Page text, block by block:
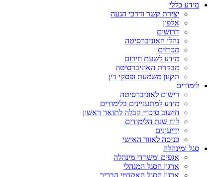
מידע כללי
יצירת קשר ודרכי הגעה
אלפון
דרושים
נהלי האוניברסיטה
מכרזים
מידע לשעת חירום
מבקרת האוניברסיטה
תקנון משמעת ופסקי דין
לימודים
רישום לאוניברסיטה
מידע למתעניינים בלימודים
חישוב סיכויי קבלה לתואר ראשון
לוח שנת הלימודים
ידיעונים
כניסה לאזור האישי
סגל ומינהלה
אגפים ומשרדי מינהלה
ארגון הסגל המנהלי